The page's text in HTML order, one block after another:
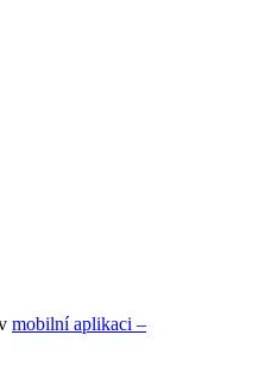
mobilní aplikaci –